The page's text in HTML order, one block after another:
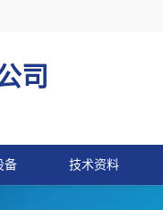
司
备 技术资料